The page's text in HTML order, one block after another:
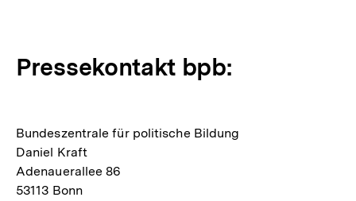
Pressekontakt bpb:
Bundeszentrale für politische Bildung
Daniel Kraft
Adenauerallee 86
53113 Bonn